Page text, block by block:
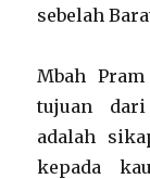
sebelah
Mbah
tujuan
adalah
kepada